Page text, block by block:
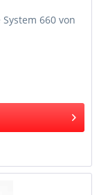
660 von